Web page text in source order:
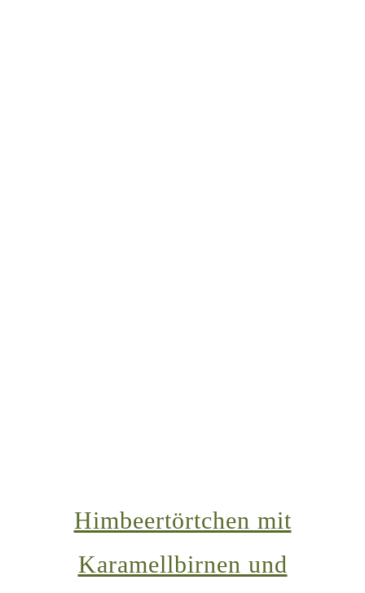
Himbeertörtchen mit
Karamellbirnen und